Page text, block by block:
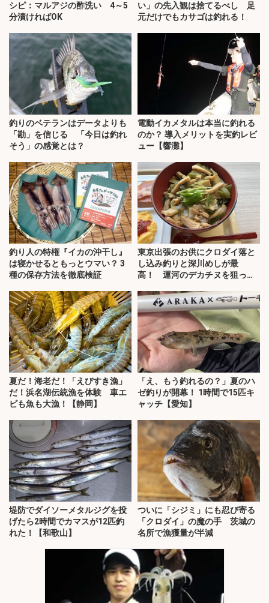
シピ：マルアジの酢洗い 4～5
分漬ければOK
い」の先入観は捨てるべし 足
元だけでもカサゴは釣れる！
釣りのベテランはデータよりも
「勘」を信じる 「今日は釣れ
そう」の感覚とは？
電動イカメタルは本当に釣れる
のか？ 導入メリットを実釣レビ
ュー【響灘】
釣り人の特権『イカの沖干し』
は寝かせるともっとウマい？ 3
種の保存方法を徹底検証
東京出張のお供にクロダイ落と
し込み釣りと深川めしが最
高！ 運河のデカチヌを狙って
夏だ！海老だ！「えびすき漁」
だ！浜名湖伝統漁を体験 車エ
ビも魚も大漁！【静岡】
「え、もう釣れるの？」夏のハ
ゼ釣りが開幕！ 1時間で15匹キ
ャッチ【愛知】
堤防でダイソーメタルジグを投
げたら2時間でカマスが12匹釣
れた！【和歌山】
ついに「シジミ」にも忍び寄る
「クロダイ」の魔の手 茨城の
名所で漁獲量が半減